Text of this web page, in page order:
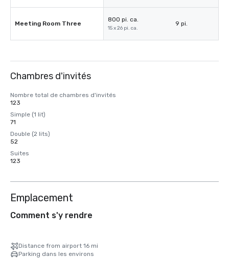
Meeting Room Three
800 pi. ca.
15 x 26 pi. ca.
9 pi.
Chambres d'invités
Nombre total de chambres d'invités
123
Simple (1 lit)
71
Double (2 lits)
52
Suites
123
Emplacement
Comment s'y rendre
Distance from airport 16 mi
Parking dans les environs